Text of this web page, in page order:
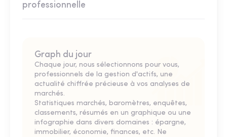
professionnelle
Graph du jour
Chaque jour, nous sélectionnons pour vous,
professionnels de la gestion d'actifs, une
actualité chiffrée précieuse à vos analyses de
marchés.
Statistiques marchés, baromètres, enquêtes,
classements, résumés en un graphique ou une
infographie dans divers domaines : épargne,
immobilier, économie, finances, etc. Ne